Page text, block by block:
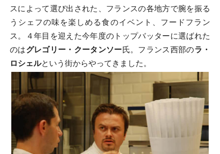
スによって選び出された、フランスの各地方で腕を振る
うシェフの味を楽しめる食のイベント、フードフラン
ス。４年目を迎えた今年度のトップバッターに選ばれた
のはグレゴリー・クータンソー氏。フランス西部のラ・
ロシェルという街からやってきました。